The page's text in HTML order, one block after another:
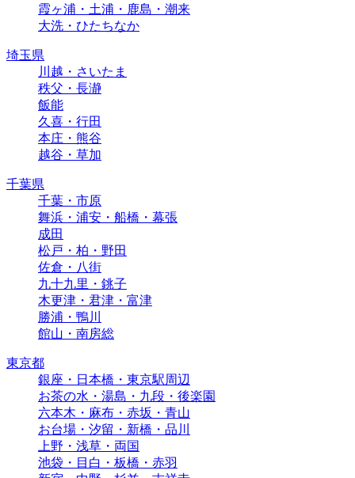
霞ヶ浦・土浦・鹿島・潮来
大洗・ひたちなか
埼玉県
川越・さいたま
秩父・長瀞
飯能
久喜・行田
本庄・熊谷
越谷・草加
千葉県
千葉・市原
舞浜・浦安・船橋・幕張
成田
松戸・柏・野田
佐倉・八街
九十九里・銚子
木更津・君津・富津
勝浦・鴨川
館山・南房総
東京都
銀座・日本橋・東京駅周辺
お茶の水・湯島・九段・後楽園
六本木・麻布・赤坂・青山
お台場・汐留・新橋・品川
上野・浅草・両国
池袋・目白・板橋・赤羽